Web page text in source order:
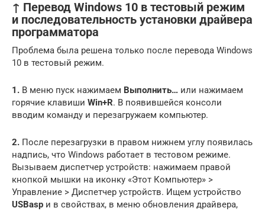
↑ Перевод Windows 10 в тестовый режим
и последовательность установки драйвера
программатора
Проблема была решена только после перевода Windows
10 в тестовый режим.
1. В меню пуск нажимаем Выполнить… или нажимаем
горячие клавиши Win+R. В появившейся консоли
вводим команду и перезагружаем компьютер.
2. После перезагрузки в правом нижнем углу появилась
надпись, что Windows работает в тестовом режиме.
Вызываем диспетчер устройств: нажимаем правой
кнопкой мышки на иконку «Этот Компьютер» >
Управление > Диспетчер устройств. Ищем устройство
USBasp и в свойствах, в меню обновления драйвера,